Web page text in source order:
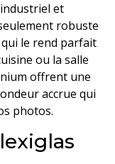
et
robuste
le rend parfait
ou la salle
offrent une
accrue qui
photos.